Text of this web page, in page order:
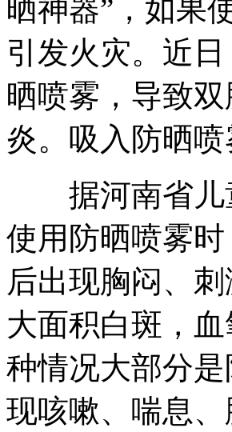
晒神器”，如果
引发火灾。近
晒喷雾，导致
炎。吸入防晒
据河南省儿
使用防晒喷雾
后出现胸闷、
大面积白斑，
种情况大部分
现咳嗽、喘息